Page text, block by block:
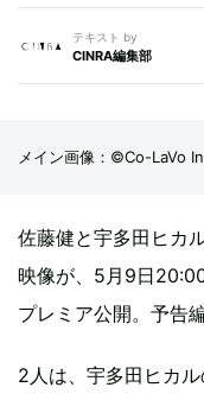
テキスト by
CINRA編集部
メイン画像：©Co-LaVo
佐藤健と宇多田ヒカ
映像が、5月9日
プレミア公開。予告
2人は、宇多田ヒカ